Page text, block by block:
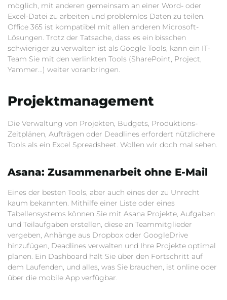
möglich, mit anderen gemeinsam an einer Word- oder
Excel-Datei zu arbeiten und problemlos Daten zu teilen.
Office 365 ist kompatibel mit allen anderen Microsoft-
Lösungen. Trotz der Tatsache, dass es ein bisschen
schwieriger zu verwalten ist als Google Tools, kann ein IT-
Team Sie mit den verlinkten Tools (SharePoint, Project,
Yammer…) weiter voranbringen.
Projektmanagement
Die Verwaltung von Projekten, Budgets, Produktions-
Zeitplänen, Aufträgen oder Deadlines erfordert nützlichere
Tools als ein Excel Spreadsheet. Wollen wir doch mal sehen.
Asana: Zusammenarbeit ohne E-Mail
Eines der besten Tools, aber auch eines der zu Unrecht
kaum bekannten. Mithilfe einer Liste oder eines
Tabellensystems können Sie mit Asana Projekte, Aufgaben
und Teilaufgaben erstellen, diese an Teammitglieder
vergeben, Anhänge aus Dropbox oder GoogleDrive
hinzufügen, Deadlines verwalten und Ihre Projekte optimal
planen. Ein Dashboard hält Sie über den Fortschritt auf
dem Laufenden, und alles, was Sie brauchen, ist online oder
über die mobile App verfügbar.